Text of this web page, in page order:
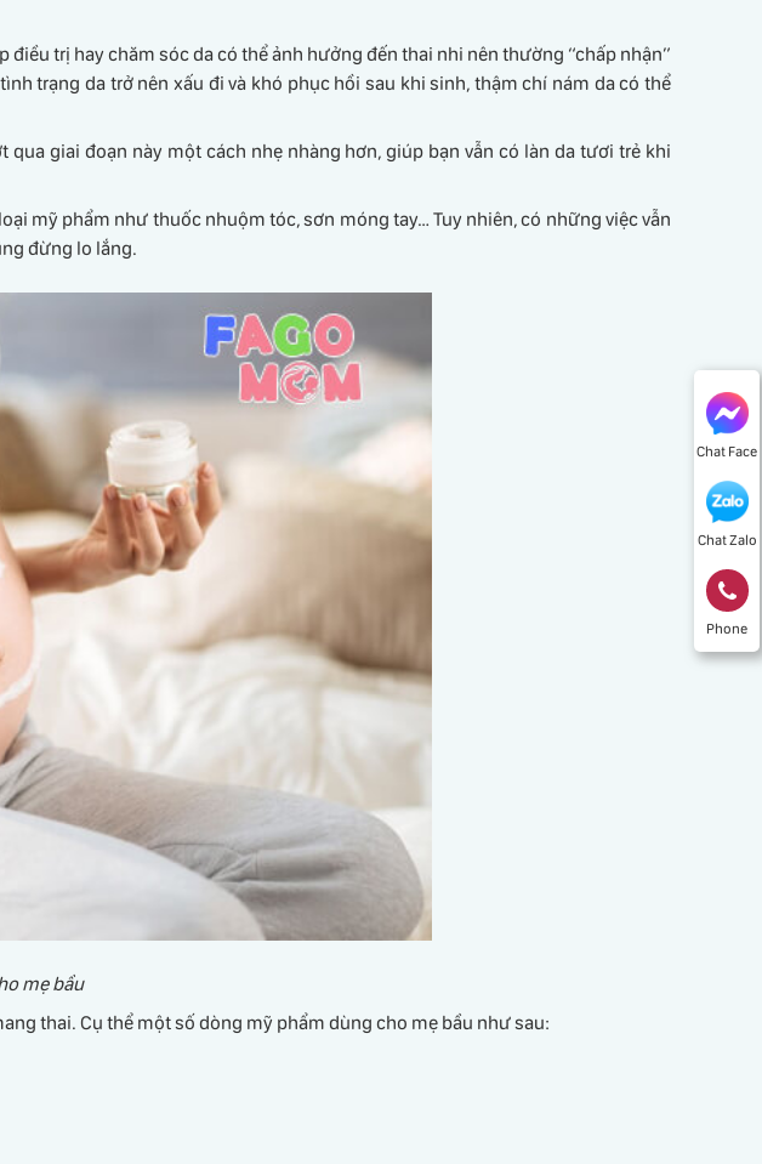
Chat Face
Chat Zalo
Phone
trị hay chăm sóc da có thể ảnh hưởng đến thai nhi nên thường “chấp nhận”
trạng da trở nên xấu đi và khó phục hồi sau khi sinh, thậm chí nám da có thể
giai đoạn này một cách nhẹ nhàng hơn, giúp bạn vẫn có làn da tươi trẻ khi
mỹ phẩm như thuốc nhuộm tóc, sơn móng tay… Tuy nhiên, có những việc vẫn
đừng lo lắng.
mẹ bầu
thai. Cụ thể một số dòng mỹ phẩm dùng cho mẹ bầu như sau: